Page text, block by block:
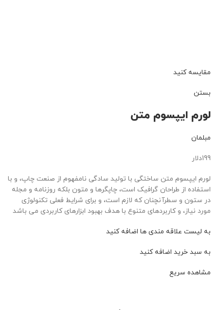
مقایسه کنید
بستن
لورم ایپسوم متن
مبلمان
199دلار
لورم ایپسوم متن ساختگی با تولید سادگی نامفهوم از صنعت چاپ، و با
استفاده از طراحان گرافیک است، چاپگرها و متون بلکه روزنامه و مجله
در ستون و سطرآنچنان که لازم است، و برای شرایط فعلی تکنولوژی
مورد نیاز، و کاربردهای متنوع با هدف بهبود ابزارهای کاربردی می باشد
به لیست علاقه مندی ها اضافه کنید
به سبد خرید اضافه کنید
مشاهده سریع